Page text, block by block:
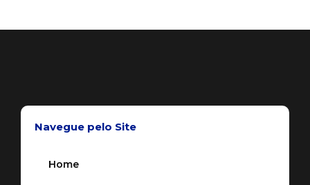
Navegue pelo Site
Home